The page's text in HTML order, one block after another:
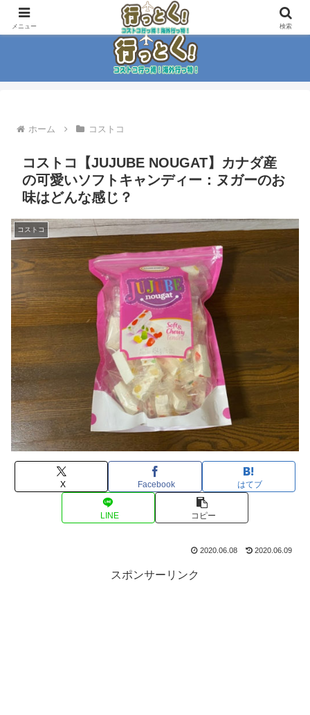
コストコ大好き家族がイチ押商品紹介！！
ホーム コストコ
コストコ【JUJUBE NOUGAT】カナダ産
の可愛いソフトキャンディー：ヌガーのお
味はどんな感じ？
コストコ
X Facebook はてブ
LINE コピー
2020.06.08 2020.06.09
スポンサーリンク
メニュー 検索